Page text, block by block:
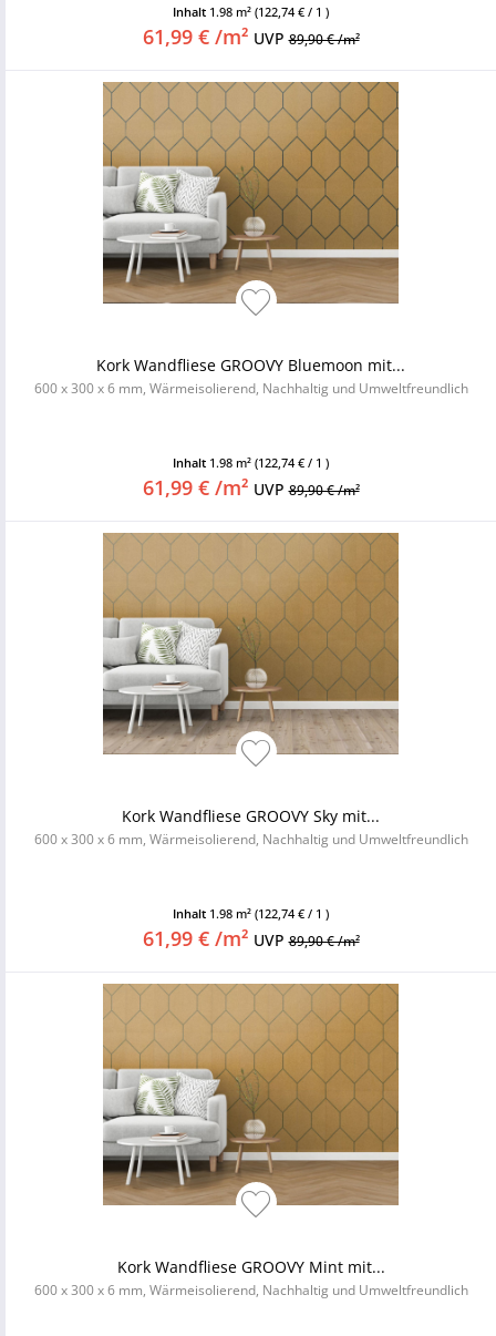
Inhalt 1.98 m² (122,74 € / 1 )
61,99 € /m² UVP89,90 € /m²
Kork Wandfliese GROOVY Bluemoon mit...
600 x 300 x 6 mm, Wärmeisolierend, Nachhaltig und Umweltfreundlich
Inhalt 1.98 m² (122,74 € / 1 )
61,99 € /m² UVP89,90 € /m²
Kork Wandfliese GROOVY Sky mit...
600 x 300 x 6 mm, Wärmeisolierend, Nachhaltig und Umweltfreundlich
Inhalt 1.98 m² (122,74 € / 1 )
61,99 € /m² UVP89,90 € /m²
Kork Wandfliese GROOVY Mint mit...
600 x 300 x 6 mm, Wärmeisolierend, Nachhaltig und Umweltfreundlich